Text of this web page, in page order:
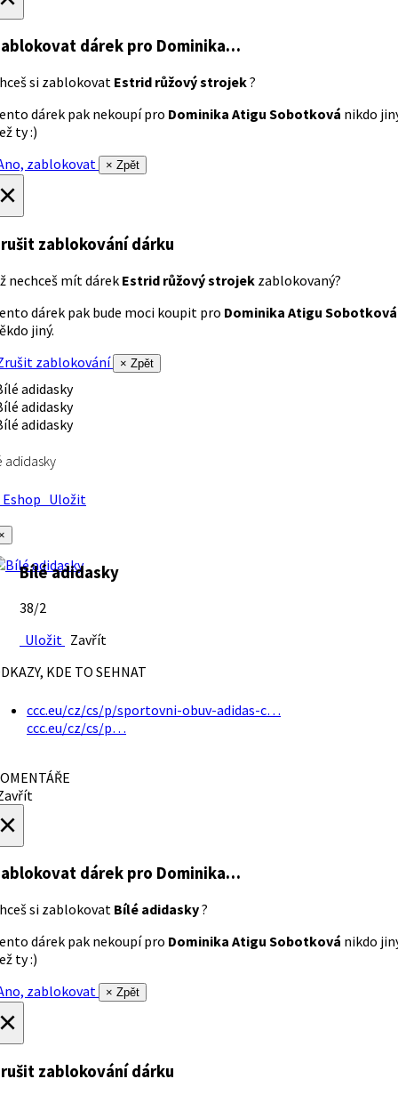
dárek pro Dominika…
si zablokovat Estrid růžový strojek?
dárek pak nekoupí pro Dominika Atigu Sobotková nikdo
ty :)
zablokovat
× Zpět
zablokování dárku
nechceš mít dárek Estrid růžový strojek zablokovaný?
dárek pak bude moci koupit pro Dominika Atigu Sobotková
jiný.
zablokování
× Zpět
adidasky
Uložit
Bílé adidasky
38/2
Uložit Zavřít
KDE TO SEHNAT
ccc.eu/cz/cs/p/sportovni-obuv-adidas-c…
ccc.eu/cz/cs/p…
dárek pro Dominika…
si zablokovat Bílé adidasky?
dárek pak nekoupí pro Dominika Atigu Sobotková nikdo
ty :)
zablokovat
× Zpět
zablokování dárku